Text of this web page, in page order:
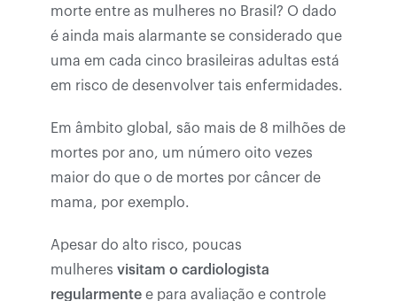
morte entre as mulheres no Brasil? O dado
é ainda mais alarmante se considerado que
uma em cada cinco brasileiras adultas está
em risco de desenvolver tais enfermidades.
Em âmbito global, são mais de 8 milhões de
mortes por ano, um número oito vezes
maior do que o de mortes por câncer de
mama, por exemplo.
Apesar do alto risco, poucas
mulheresvisitam o cardiologista
regularmente e para avaliação e controle